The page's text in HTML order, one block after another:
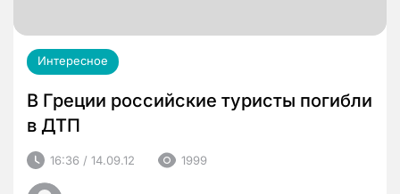
Интересное
В Греции российские туристы погибли
в ДТП
16:36 / 14.09.12 1999